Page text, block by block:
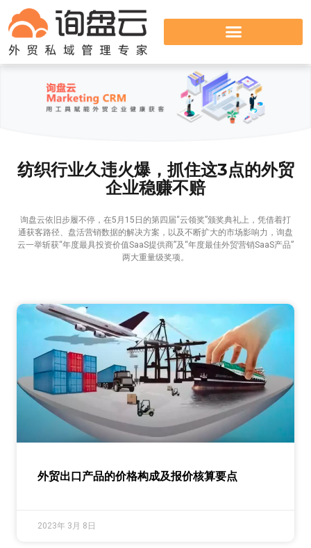
纺织行业久违火爆，抓住这3点的外贸
企业稳赚不赔
询盘云依旧步履不停，在5月15日的第四届“云领奖”颁奖典礼上，凭借着打
通获客路径、盘活营销数据的解决方案，以及不断扩大的市场影响力，询盘
云一举斩获“年度最具投资价值SaaS提供商”及“年度最佳外贸营销SaaS产品”
两大重量级奖项。
外贸出口产品的价格构成及报价核算要点
2023年 3月 8日